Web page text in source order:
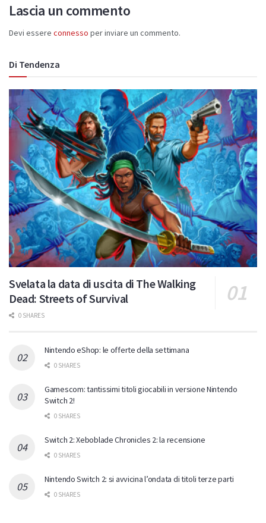
Lascia un commento
Devi essere connesso per inviare un commento.
Di Tendenza
Svelata la data di uscita di The Walking
Dead: Streets of Survival
0 SHARES
Nintendo eShop: le offerte della settimana
0 SHARES
Gamescom: tantissimi titoli giocabili in versione Nintendo
Switch 2!
0 SHARES
Switch 2: Xeboblade Chronicles 2: la recensione
0 SHARES
Nintendo Switch 2: si avvicina l’ondata di titoli terze parti
0 SHARES